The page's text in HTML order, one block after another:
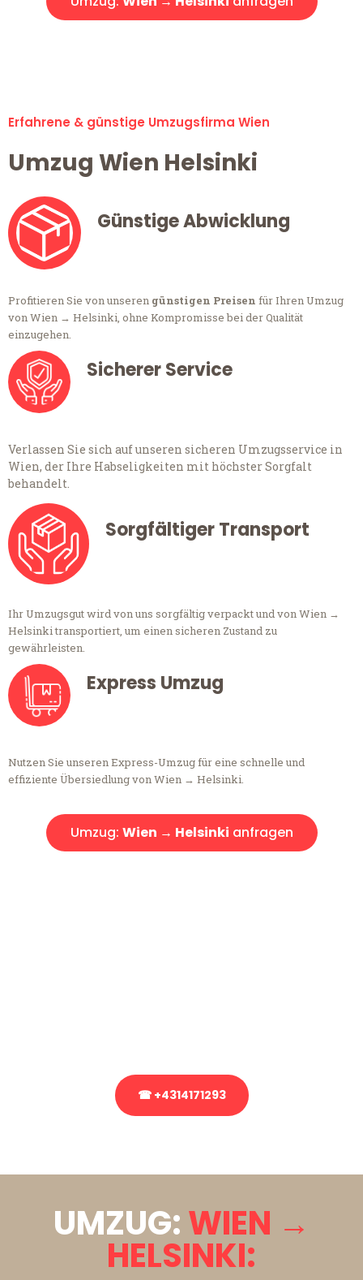
Erfahrene & günstige Umzugsfirma Wien
Umzug Wien Helsinki
Günstige Abwicklung
Profitieren Sie von unseren günstigen Preisen für Ihren Umzug
von Wien → Helsinki, ohne Kompromisse bei der Qualität
einzugehen.
Sicherer Service
Verlassen Sie sich auf unseren sicheren Umzugsservice in
Wien, der Ihre Habseligkeiten mit höchster Sorgfalt
behandelt.
Sorgfältiger Transport
Ihr Umzugsgut wird von uns sorgfältig verpackt und von Wien →
Helsinki transportiert, um einen sicheren Zustand zu
gewährleisten.
Express Umzug
Nutzen Sie unseren Express-Umzug für eine schnelle und
effiziente Übersiedlung von Wien → Helsinki.
Umzug: Wien → Helsinki anfragen
☎ +4314171293
UMZUG:WIEN →
HELSINKI: